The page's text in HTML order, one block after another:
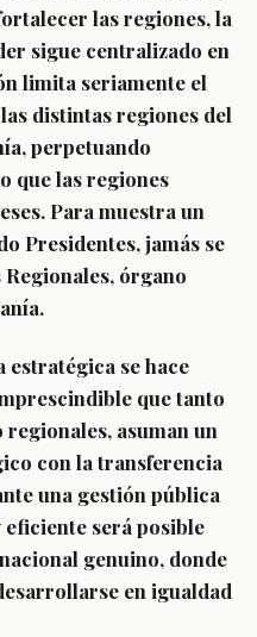
las regiones, la
sigue centralizado en
limita seriamente el
distintas regiones del
perpetuando
que las regiones
Para muestra un
Presidentes, jamás se
órgano
estratégica se hace
que tanto
asuman un
con la transferencia
una gestión pública
será posible
genuino, donde
en igualdad